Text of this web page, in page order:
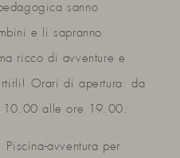
sanno
e li sapranno
ricco di avventure e
Orari di apertura: da
10.00 alle ore 19.00.
Piscina-avventura per